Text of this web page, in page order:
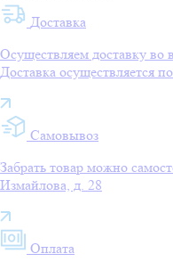
Доставка
Осуществляем доставку во
Доставка осуществляется
Самовывоз
Забрать товар можно
Измайлова, д. 28
Оплата